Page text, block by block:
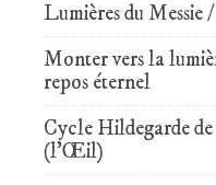
Lumières du Messie
Monter vers la
repos éternel
Cycle Hildegarde
(l’Œil)